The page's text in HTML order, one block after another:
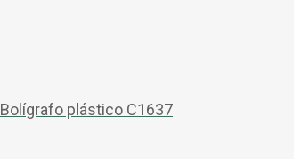
Bolígrafo plástico C1637